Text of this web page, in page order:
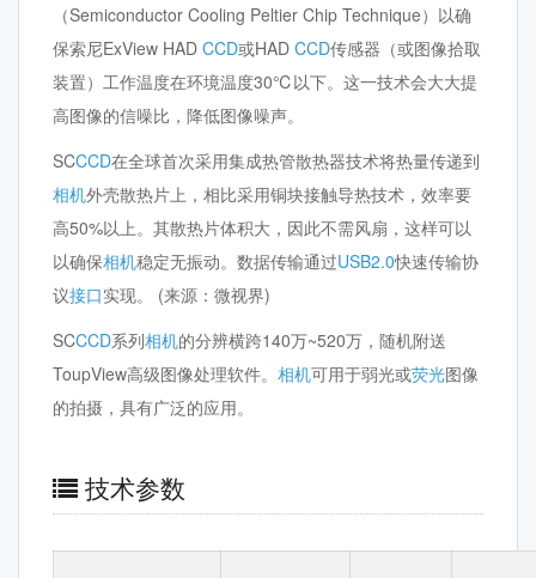
（Semiconductor Cooling Peltier Chip Technique）以确
保索尼ExView HAD CCD或HAD CCD传感器（或图像拾取
装置）工作温度在环境温度30℃以下。这一技术会大大提
高图像的信噪比，降低图像噪声。
SCCCD在全球首次采用集成热管散热器技术将热量传递到
相机外壳散热片上，相比采用铜块接触导热技术，效率要
高50%以上。其散热片体积大，因此不需风扇，这样可以
以确保相机稳定无振动。数据传输通过USB2.0快速传输协
议接口实现。 (来源：微视界)
SCCCD系列相机的分辨横跨140万~520万，随机附送
ToupView高级图像处理软件。 相机可用于弱光或荧光图像
的拍摄，具有广泛的应用。
技术参数